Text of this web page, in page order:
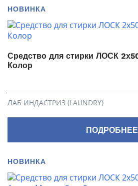
НОВИНКА
Средство для стирки ЛОСК
Колор
ЛАБ ИНДАСТРИЗ (LAUNDRY)
ПОДРОБНЕЕ
НОВИНКА